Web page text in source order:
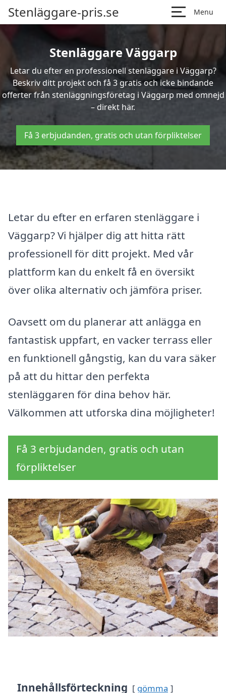
Stenläggare-pris.se Menu
Stenläggare Väggarp
Letar du efter en professionell stenläggare i Väggarp?
Beskriv ditt projekt och få 3 gratis och icke bindande
offerter från stenläggningsföretag i Väggarp med omnejd
– direkt här.
Få 3 erbjudanden, gratis och utan förpliktelser
Letar du efter en erfaren stenläggare i
Väggarp? Vi hjälper dig att hitta rätt
professionell för ditt projekt. Med vår
plattform kan du enkelt få en översikt
över olika alternativ och jämföra priser.
Oavsett om du planerar att anlägga en
fantastisk uppfart, en vacker terrass eller
en funktionell gångstig, kan du vara säker
på att du hittar den perfekta
stenläggaren för dina behov här.
Välkommen att utforska dina möjligheter!
Få 3 erbjudanden, gratis och utan
förpliktelser
Innehållsförteckning gömma